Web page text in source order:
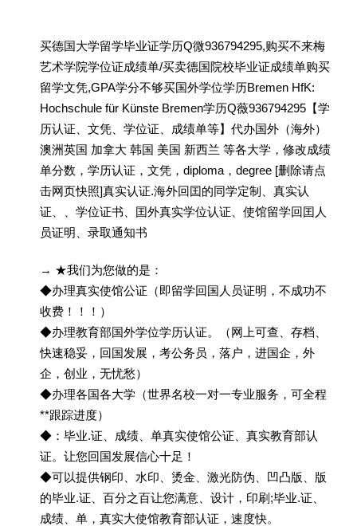
买德国大学留学毕业证学历Q微936794295,购买不来梅
艺术学院学位证成绩单/买卖德国院校毕业证成绩单购买
留学文凭,GPA学分不够买国外学位学历Bremen HfK:
Hochschule für Künste Bremen学历Q薇936794295【学
历认证、文凭、学位证、成绩单等】代办国外（海外）
澳洲英国 加拿大 韩国 美国 新西兰 等各大学，修改成绩
单分数，学历认证，文凭，diploma，degree [删除请点
击网页快照]真实认证.海外回囯的同学定制、真实认
证、、学位证书、囯外真实学位认证、使馆留学回囯人
员证明、录取通知书
→ ★我们为您做的是：
◆办理真实使馆公证（即留学回国人员证明，不成功不
收费！！！）
◆办理教育部国外学位学历认证。（网上可查、存档、
快速稳妥，回国发展，考公务员，落户，进国企，外
企，创业，无忧愁）
◆办理各国各大学（世界名校一对一专业服务，可全程
**跟踪进度）
◆：毕业.证、成绩、单真实使馆公证、真实教育部认
证。让您回国发展信心十足！
◆可以提供钢印、水印、烫金、激光防伪、凹凸版、版
的毕业.证、百分之百让您满意、设计，印刷;毕业.证、
成绩、单，真实大使馆教育部认证，速度快。